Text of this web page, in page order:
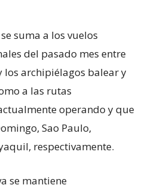
suma a los vuelos
del pasado mes entre
los archipiélagos balear y
a las rutas
operando y que
Sao Paulo,
respectivamente.
se mantiene